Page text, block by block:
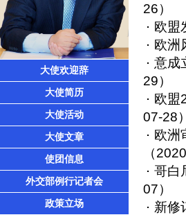
大使欢迎辞
大使简历
大使活动
大使文章
使团信息
外交部例行记者会
政策立场
26）
欧盟
欧洲
意成
29）
欧盟
07-28）
欧洲
（
哥白
07）
新修